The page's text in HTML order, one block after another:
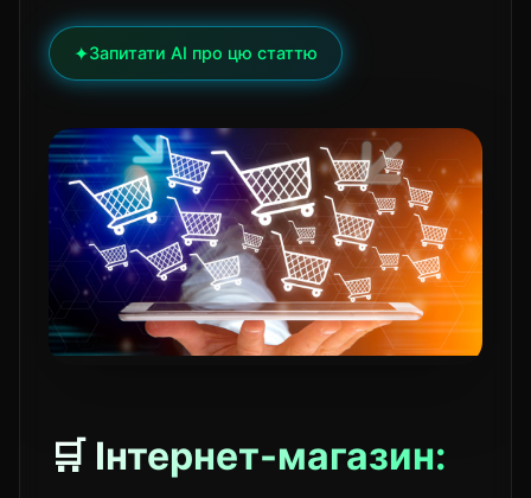
✦Запитати AI про цю статтю
🛒 Інтернет-магазин: